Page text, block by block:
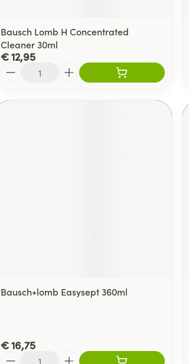
Bausch Lomb H Concentrated
Cleaner 30ml
€ 12,95
Bausch+lomb Easysept 360ml
€ 16,75